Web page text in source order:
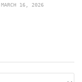
MARCH 16, 2026